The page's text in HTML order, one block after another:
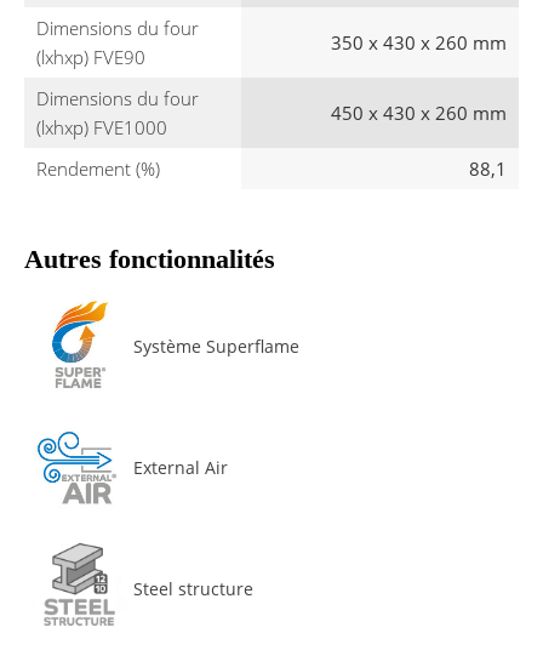
Dimensions du four
(lxhxp) FVE90
350 x 430 x 260 mm
Dimensions du four
(lxhxp) FVE1000
450 x 430 x 260 mm
Rendement (%) 88,1
Autres fonctionnalités
Système Superflame
External Air
Steel structure